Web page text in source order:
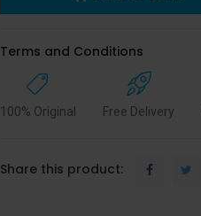
Terms and Conditions
100% Original Free Delivery
Share this product: